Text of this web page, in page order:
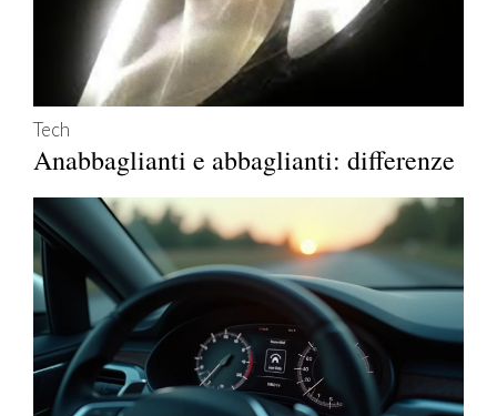
Tech
Anabbaglianti e abbaglianti: differenze